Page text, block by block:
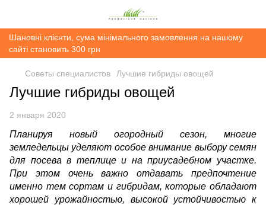
Шановні клієнти, сума мінімального замовлення на нашому
сайті становить 300 грн
Советы специалистов Лучшие гибриды овощей
Лучшие гибриды овощей
2 января 2020
Планируя новый огородный сезон, многие
земледельцы уделяют особое внимание выбору семян
для посева в теплице и на приусадебном участке.
При этом очень важно отдавать предпочтение
именно тем сортам и гибридам, которые обладают
хорошей урожайностью, высокой устойчивостью к